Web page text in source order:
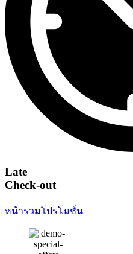
Late
Check-out
หน้ารวมโปรโมชั่น